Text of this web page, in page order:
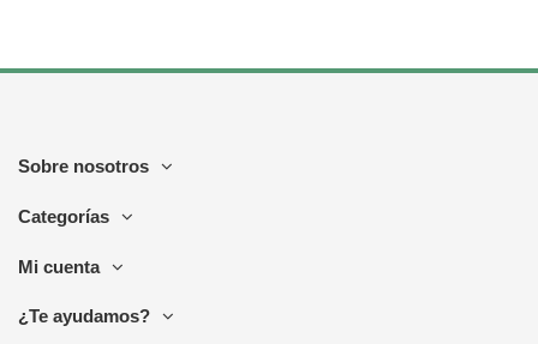
Sobre nosotros
Categorías
Mi cuenta
¿Te ayudamos?